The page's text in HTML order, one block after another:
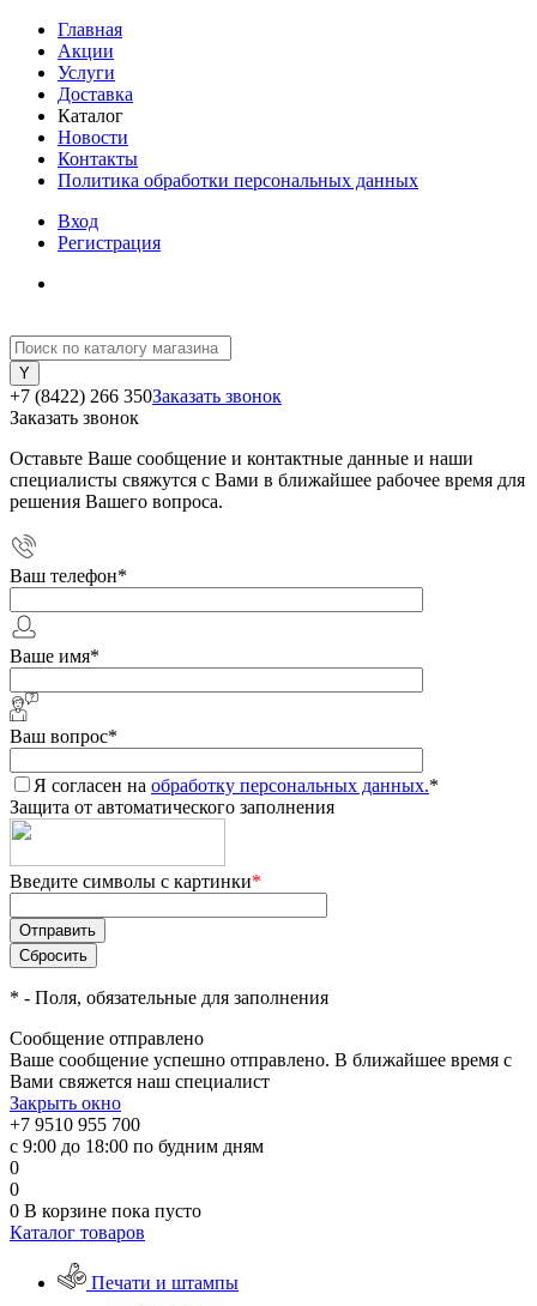
Главная
Акции
Услуги
Доставка
Каталог
Новости
Контакты
Политика обработки персональных данных
Вход
Регистрация
+7 (8422) 266 350Заказать звонок
Заказать звонок
Оставьте Ваше сообщение и контактные данные и наши
специалисты свяжутся с Вами в ближайшее рабочее время для
решения Вашего вопроса.
Ваш телефон*
Ваше имя*
Ваш вопрос*
Я согласен на обработку персональных данных.*
Защита от автоматического заполнения
Введите символы с картинки*
* - Поля, обязательные для заполнения
Сообщение отправлено
Ваше сообщение успешно отправлено. В ближайшее время с
Вами свяжется наш специалист
Закрыть окно
+7 9510 955 700
с 9:00 до 18:00 по будним дням
0
0
0 В корзине пока пусто
Каталог товаров
Печати и штампы